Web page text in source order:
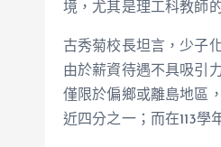
境，尤其是理工科教師
古秀菊校長坦言，少子
由於薪資待遇不具吸引
僅限於偏鄉或離島地區
近四分之一；而在113學